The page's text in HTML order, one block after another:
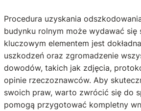
Procedura uzyskania
budynku rolnym może wydawać się
kluczowym elementem jest
uszkodzeń oraz zgromadzenie
dowodów, takich jak zdjęcia,
opinie rzeczoznawców. Aby
swoich praw, warto zwrócić się do
pomogą przygotować kompletny